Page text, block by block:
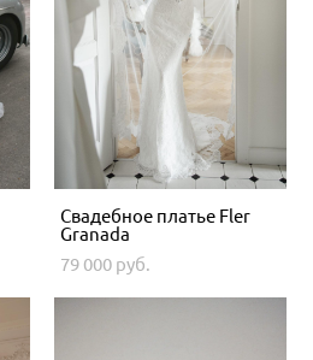
Свадебное платье Fler
Granada
79 000 pуб.